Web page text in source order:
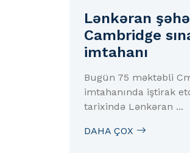
Lənkəran
Cambridge
imtahanı
Bugün 75 məktəbli
imtahanında iştirak
tarixində Lənkəran ...
DAHA ÇOX